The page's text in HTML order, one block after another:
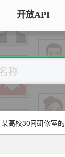
证件照采
大学
全国中
开放API
高校30间研修室